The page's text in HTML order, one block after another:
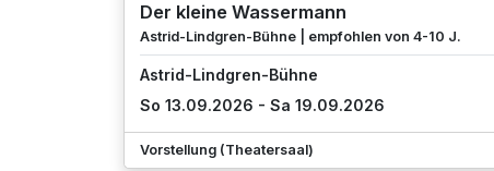
Der kleine Wassermann
Astrid-Lindgren-Bühne | empfohlen von 4-10 J.
Astrid-Lindgren-Bühne
So 13.09.2026 - Sa 19.09.2026
Vorstellung (Theatersaal)